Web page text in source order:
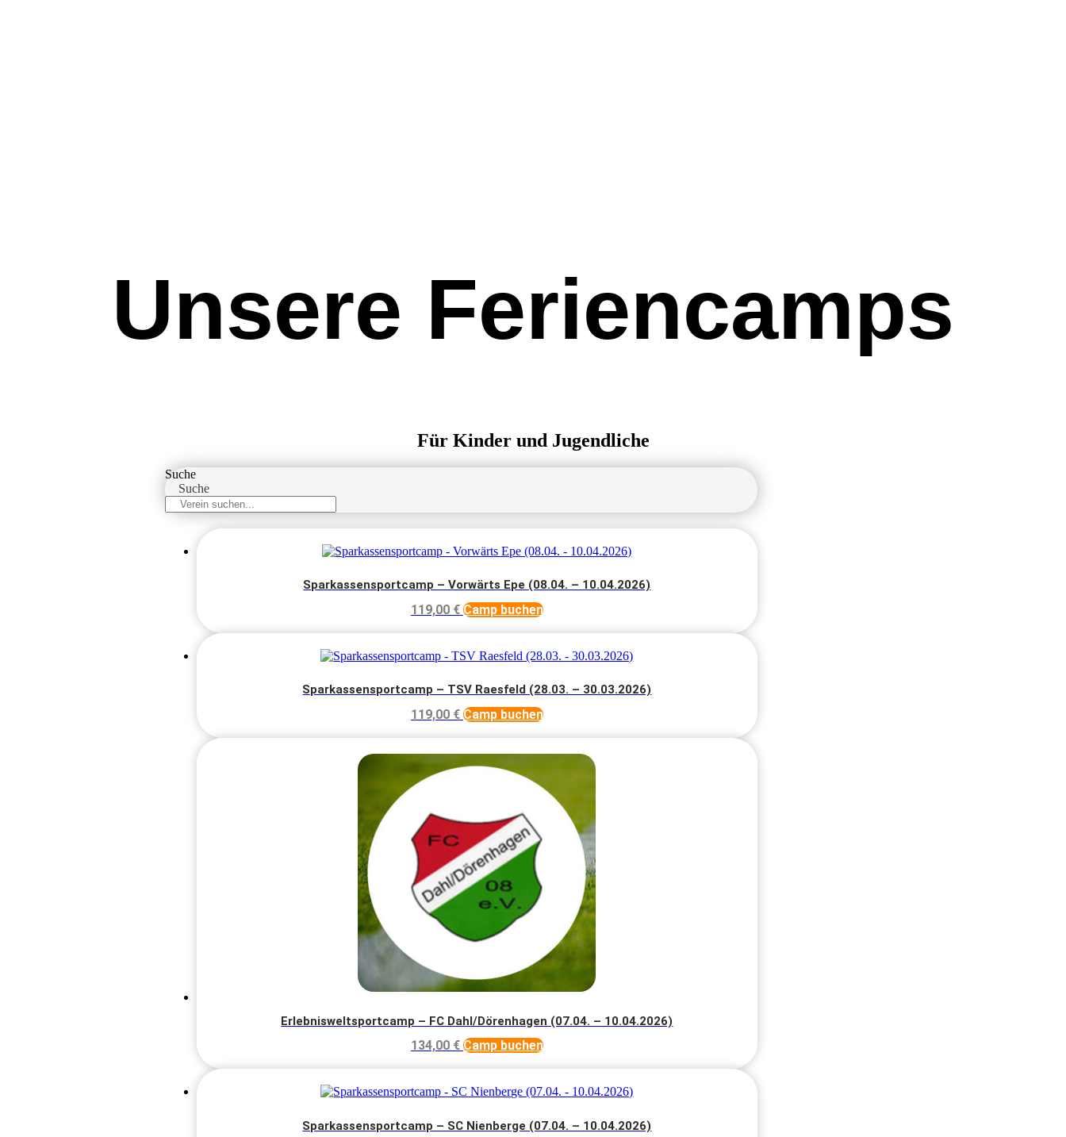
Unsere Feriencamps
Für Kinder und Jugendliche
Suche
Suche
Sparkassensportcamp – Vorwärts Epe (08.04. – 10.04.2026)
119,00 € Camp buchen
Sparkassensportcamp – TSV Raesfeld (28.03. – 30.03.2026)
119,00 € Camp buchen
Erlebnisweltsportcamp – FC Dahl/Dörenhagen (07.04. – 10.04.2026)
134,00 € Camp buchen
Sparkassensportcamp – SC Nienberge (07.04. – 10.04.2026)